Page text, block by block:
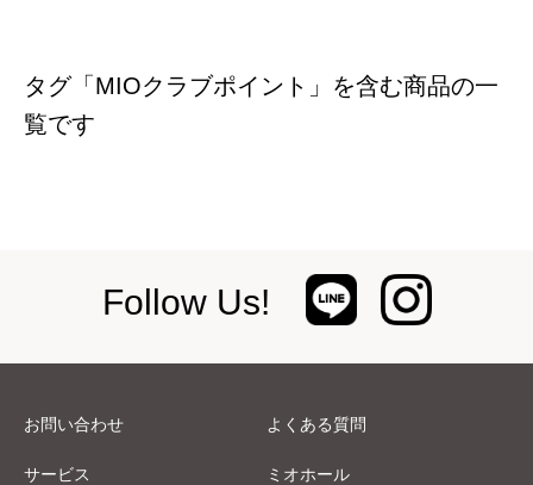
タグ「MIOクラブポイント」を含む商品の一
覧です
Follow Us!
お問い合わせ よくある質問
サービス ミオホール